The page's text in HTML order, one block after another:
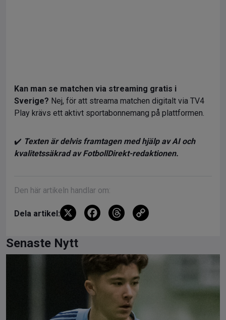
Kan man se matchen via streaming gratis i
Sverige? Nej, för att streama matchen digitalt via TV4
Play krävs ett aktivt sportabonnemang på plattformen.
✔️ Texten är delvis framtagen med hjälp av AI och
kvalitetssäkrad av FotbollDirekt-redaktionen.
Den här artikeln handlar om:
Dela artikel: X
F
b
o
o
k
T
a
d
s
Li
Senaste Nytt